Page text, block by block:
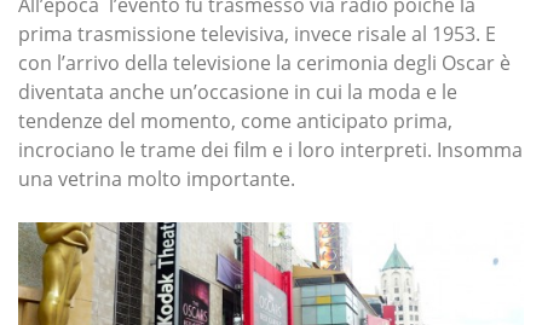
prima trasmissione televisiva, invece risale al 1953. E
con l’arrivo della televisione la cerimonia degli Oscar è
diventata anche un’occasione in cui la moda e le
tendenze del momento, come anticipato prima,
incrociano le trame dei film e i loro interpreti. Insomma
una vetrina molto importante.